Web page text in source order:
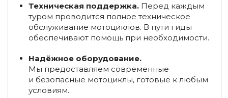
Туры в Архыз, в которые можно с собакой
Групповые туры и экскурсии в Архыз
Туры в Дагестан зимой Туры в Дагестан в марте
Туры в Дагестан в августе
Техническая поддержка. Перед каждым
туром проводится полное техническое
обслуживание мотоциклов. В пути гиды
обеспечивают помощь при необходимости.
Надёжное оборудование.
Мы предоставляем современные
и безопасные мотоциклы, готовые к любым
условиям.